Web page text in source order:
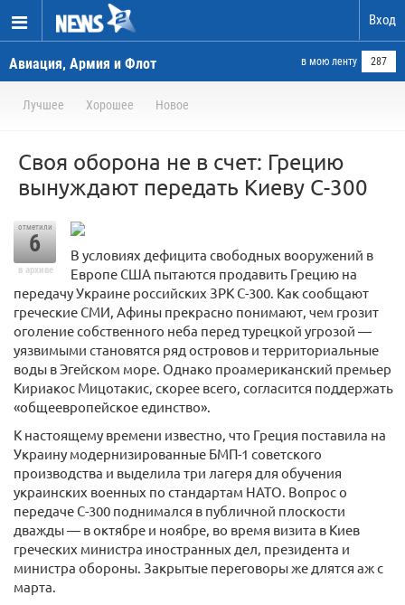
Вход
Авиация, Армия и Флот в мою ленту 287
Лучшее Хорошее Новое
Своя оборона не в счет: Грецию
вынуждают передать Киеву С-300
отметили
6
в архиве
В условиях дефицита свободных вооружений в
Европе США пытаются продавить Грецию на
передачу Украине российских ЗРК С-300. Как сообщают
греческие СМИ, Афины прекрасно понимают, чем грозит
оголение собственного неба перед турецкой угрозой —
уязвимыми становятся ряд островов и территориальные
воды в Эгейском море. Однако проамериканский премьер
Кириакос Мицотакис, скорее всего, согласится поддержать
«общеевропейское единство».
К настоящему времени известно, что Греция поставила на
Украину модернизированные БМП-1 советского
производства и выделила три лагеря для обучения
украинских военных по стандартам НАТО. Вопрос о
передаче С-300 поднимался в публичной плоскости
дважды — в октябре и ноябре, во время визита в Киев
греческих министра иностранных дел, президента и
министра обороны. Закрытые переговоры же длятся аж с
марта.